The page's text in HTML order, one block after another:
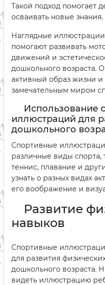
Такой подход помогает
осваивать новые знания.
Наглядные
помогают развивать
движений и
дошкольного возраста.
активный образ жизни и
замечательным миром
Использование
иллюстраций для
дошкольного
Спортивные
различные виды спорта,
теннис, плавание и
узнать о разных видах
его воображение и
Развитие
навыков
Спортивные
для развития
дошкольного возраста.
видеть иллюстрацию